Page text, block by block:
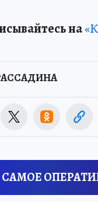
на
САМОЕ